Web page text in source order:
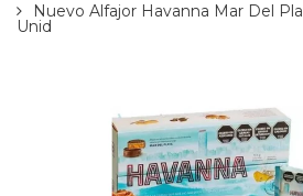
Nuevo Alfajor Havanna Mar Del
Unid